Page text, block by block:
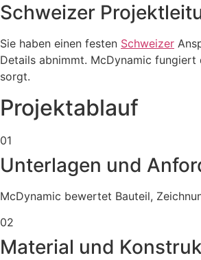
Schweizer
Sie haben einen festen Schweizer
Details abnimmt. McDynamic
sorgt.
Projektablauf
01
Unterlagen und
McDynamic bewertet Bauteil,
02
Material und